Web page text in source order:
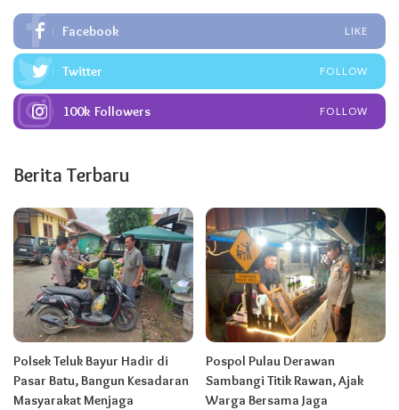
Facebook LIKE
Twitter FOLLOW
100k Followers FOLLOW
Berita Terbaru
Polsek Teluk Bayur Hadir di
Pasar Batu, Bangun Kesadaran
Masyarakat Menjaga
Pospol Pulau Derawan
Sambangi Titik Rawan, Ajak
Warga Bersama Jaga